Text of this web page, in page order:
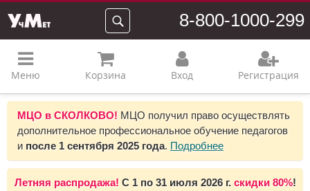
8-800-1000-299
Меню Корзина Вход Регистрация
МЦО в СКОЛКОВО! МЦО получил право осуществлять
дополнительное профессиональное обучение педагогов
и после 1 сентября 2025 года. Подробнее
Летняя распродажа! С 1 по 31 июля 2026 г. скидки 80%!